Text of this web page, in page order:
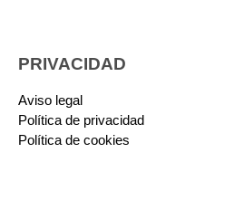
PRIVACIDAD
Aviso legal
Política de privacidad
Política de cookies